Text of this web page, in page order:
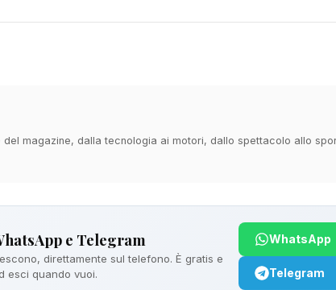
del magazine, dalla tecnologia ai motori, dallo spettacolo allo
e Telegram
direttamente sul telefono. È gratis e
esci quando vuoi.
WhatsApp
Telegram